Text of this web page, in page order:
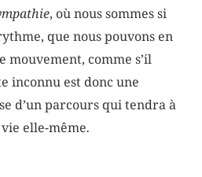
, où nous sommes si
que nous pouvons en
comme s’il
inconnu est donc une
d’un parcours qui tendra à
elle-même.